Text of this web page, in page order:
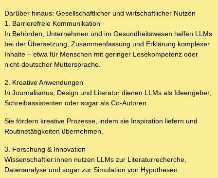
Darüber hinaus: Gesellschaftlicher und wirtschaftlicher Nutzen
1. Barrierefreie Kommunikation
In Behörden, Unternehmen und im Gesundheitswesen helfen LLMs
bei der Übersetzung, Zusammenfassung und Erklärung komplexer
Inhalte – etwa für Menschen mit geringer Lesekompetenz oder
nicht-deutscher Muttersprache.
2. Kreative Anwendungen
In Journalismus, Design und Literatur dienen LLMs als Ideengeber,
Schreibassistenten oder sogar als Co-Autoren.
Sie fördern kreative Prozesse, indem sie Inspiration liefern und
Routinetätigkeiten übernehmen.
3. Forschung & Innovation
Wissenschaftler:innen nutzen LLMs zur Literaturrecherche,
Datenanalyse und sogar zur Simulation von Hypothesen.